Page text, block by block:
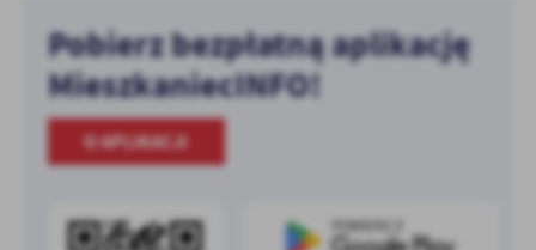
Pobierz bezpłatną aplikację
MieszkaniecINFO!
O APLIKACJI